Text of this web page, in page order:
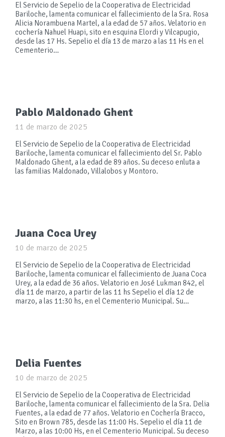
El Servicio de Sepelio de la Cooperativa de Electricidad
Bariloche, lamenta comunicar el fallecimiento de la Sra. Rosa
Alicia Norambuena Martel, a la edad de 57 años. Velatorio en
cochería Nahuel Huapi, sito en esquina Elordi y Vilcapugio,
desde las 17 Hs. Sepelio el día 13 de marzo a las 11 Hs en el
Cementerio…
Pablo Maldonado Ghent
11 de marzo de 2025
El Servicio de Sepelio de la Cooperativa de Electricidad
Bariloche, lamenta comunicar el fallecimiento del Sr. Pablo
Maldonado Ghent, a la edad de 89 años. Su deceso enluta a
las familias Maldonado, Villalobos y Montoro.
Juana Coca Urey
10 de marzo de 2025
El Servicio de Sepelio de la Cooperativa de Electricidad
Bariloche, lamenta comunicar el fallecimiento de Juana Coca
Urey, a la edad de 36 años. Velatorio en José Lukman 842, el
día 11 de marzo, a partir de las 11 hs Sepelio el día 12 de
marzo, a las 11:30 hs, en el Cementerio Municipal. Su…
Delia Fuentes
10 de marzo de 2025
El Servicio de Sepelio de la Cooperativa de Electricidad
Bariloche, lamenta comunicar el fallecimiento de la Sra. Delia
Fuentes, a la edad de 77 años. Velatorio en Cochería Bracco,
Sito en Brown 785, desde las 11:00 Hs. Sepelio el día 11 de
Marzo, a las 10:00 Hs, en el Cementerio Municipal. Su deceso